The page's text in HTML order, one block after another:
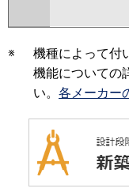
※
機種によって付
機能についての
い。 各メーカー